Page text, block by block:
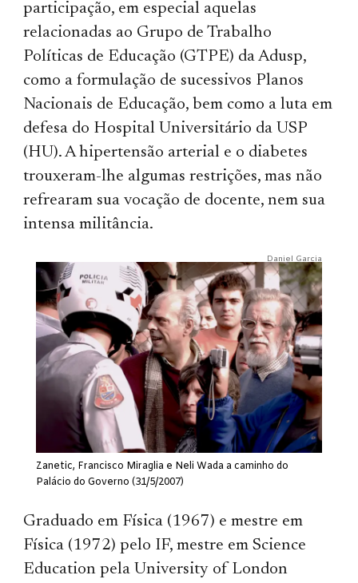
participação, em especial aquelas
relacionadas ao Grupo de Trabalho
Políticas de Educação (GTPE) da Adusp,
como a formulação de sucessivos Planos
Nacionais de Educação, bem como a luta em
defesa do Hospital Universitário da USP
(HU). A hipertensão arterial e o diabetes
trouxeram-lhe algumas restrições, mas não
refrearam sua vocação de docente, nem sua
intensa militância.
Daniel Garcia
Zanetic, Francisco Miraglia e Neli Wada a caminho do
Palácio do Governo (31/5/2007)
Graduado em Física (1967) e mestre em
Física (1972) pelo IF, mestre em Science
Education pela University of London